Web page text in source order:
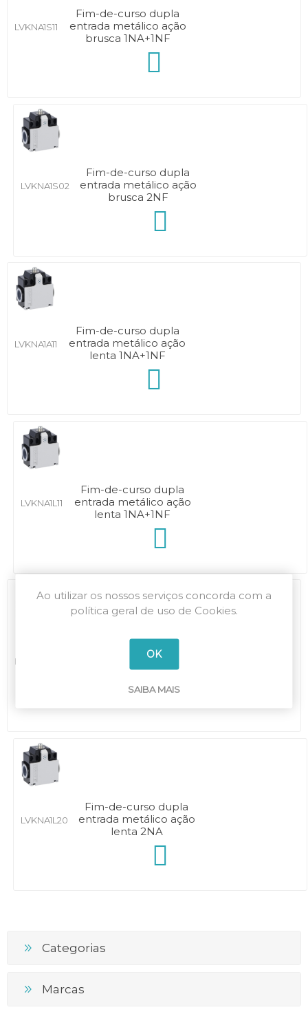
LVKNA1S11
Fim-de-curso dupla
entrada metálico ação
brusca 1NA+1NF
LVKNA1S02
Fim-de-curso dupla
entrada metálico ação
brusca 2NF
LVKNA1A11
Fim-de-curso dupla
entrada metálico ação
lenta 1NA+1NF
LVKNA1L11
Fim-de-curso dupla
entrada metálico ação
lenta 1NA+1NF
LVKNA1L02
Fim-de-curso dupla
entrada metálico ação
lenta 2NF
LVKNA1L20
Fim-de-curso dupla
entrada metálico ação
lenta 2NA
Categorias
Marcas
Ao utilizar os nossos serviços concorda com a
política geral de uso de Cookies.
OK
SAIBA MAIS